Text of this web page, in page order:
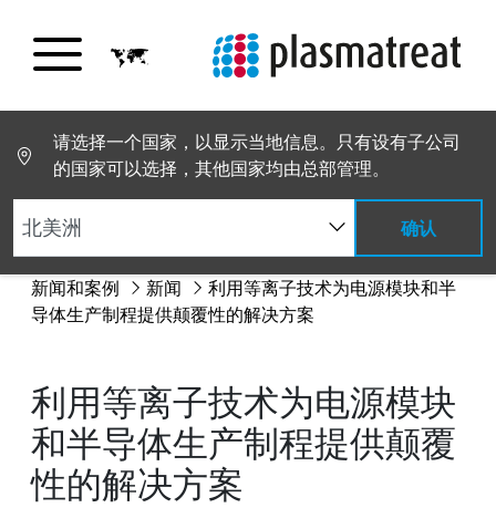
请选择一个国家，以显示当地信息。只有设有子公司
的国家可以选择，其他国家均由总部管理。
确认
新闻和案例 新闻
利用等离子技术为电源模块和半
导体生产制程提供颠覆性的解决方案
利用等离子技术为电源模块
和半导体生产制程提供颠覆
性的解决方案